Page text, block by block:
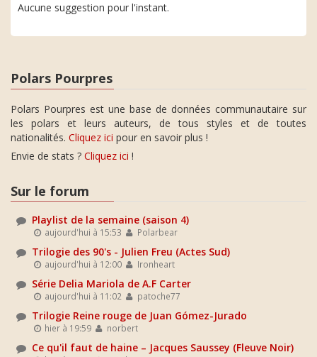
Aucune suggestion pour l'instant.
Polars Pourpres
Polars Pourpres est une base de données communautaire sur
les polars et leurs auteurs, de tous styles et de toutes
nationalités. Cliquez ici pour en savoir plus !
Envie de stats ? Cliquez ici !
Sur le forum
Playlist de la semaine (saison 4)
aujourd'hui à 15:53 Polarbear
Trilogie des 90's - Julien Freu (Actes Sud)
aujourd'hui à 12:00 Ironheart
Série Delia Mariola de A.F Carter
aujourd'hui à 11:02 patoche77
Trilogie Reine rouge de Juan Gómez-Jurado
hier à 19:59 norbert
Ce qu'il faut de haine – Jacques Saussey (Fleuve Noir)